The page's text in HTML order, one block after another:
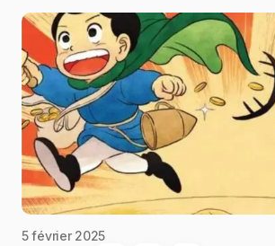
5 février 2025